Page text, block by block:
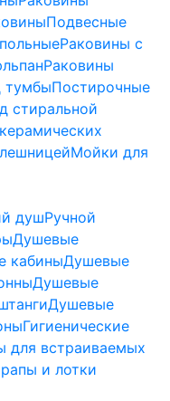
Подвесные
Раковины с
Раковины
тумбыПостирочные
стиральной
Мойки для
душРучной
Душевые
кабиныДушевые
Душевые
Душевые
Гигиенические
для встраиваемых
и лотки